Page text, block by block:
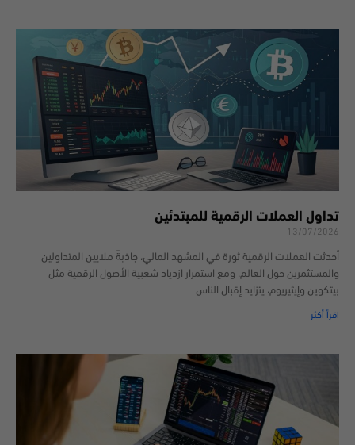
تداول العملات الرقمية للمبتدئين
13/07/2026
أحدثت العملات الرقمية ثورة في المشهد المالي، جاذبةً ملايين المتداولين
والمستثمرين حول العالم. ومع استمرار ازدياد شعبية الأصول الرقمية مثل
بيتكوين وإيثيريوم، يتزايد إقبال الناس
اقرأ أكثر